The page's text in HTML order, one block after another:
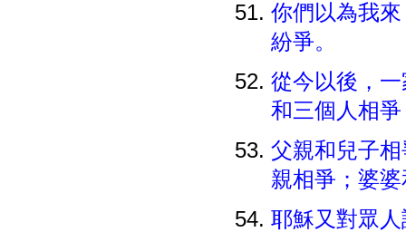
你們以為我
紛爭。
從今以後，
和三個人相
父親和兒子
親相爭；婆
耶穌又對眾